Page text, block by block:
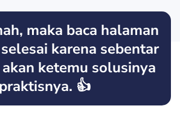
maka baca halaman
karena sebentar
ketemu solusinya
praktisnya. 👍